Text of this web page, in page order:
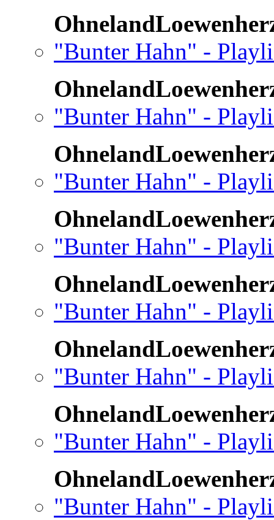
"Bunter Hahn" -
"Bunter Hahn" -
"Bunter Hahn" -
"Bunter Hahn" -
"Bunter Hahn" -
"Bunter Hahn" -
"Bunter Hahn" -
"Bunter Hahn" -